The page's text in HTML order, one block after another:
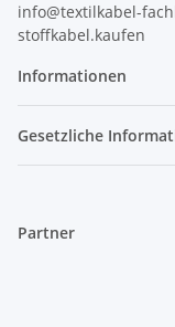
info@textilkabel-
stoffkabel.kaufen
Informationen
Gesetzliche
Partner